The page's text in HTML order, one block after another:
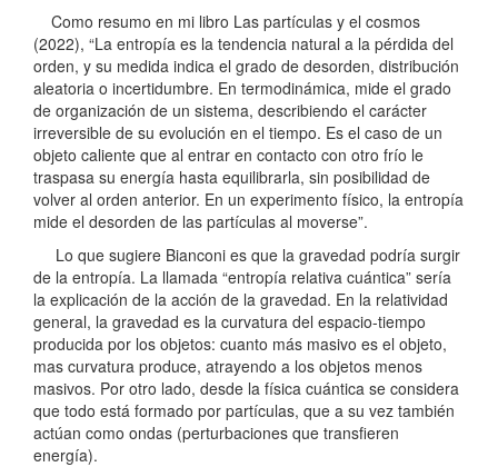
Como resumo en mi libro Las partículas y el cosmos
(2022), “La entropía es la tendencia natural a la pérdida del
orden, y su medida indica el grado de desorden, distribución
aleatoria o incertidumbre. En termodinámica, mide el grado
de organización de un sistema, describiendo el carácter
irreversible de su evolución en el tiempo. Es el caso de un
objeto caliente que al entrar en contacto con otro frío le
traspasa su energía hasta equilibrarla, sin posibilidad de
volver al orden anterior. En un experimento físico, la entropía
mide el desorden de las partículas al moverse”.
Lo que sugiere Bianconi es que la gravedad podría surgir
de la entropía. La llamada “entropía relativa cuántica” sería
la explicación de la acción de la gravedad. En la relatividad
general, la gravedad es la curvatura del espacio-tiempo
producida por los objetos: cuanto más masivo es el objeto,
mas curvatura produce, atrayendo a los objetos menos
masivos. Por otro lado, desde la física cuántica se considera
que todo está formado por partículas, que a su vez también
actúan como ondas (perturbaciones que transfieren
energía).